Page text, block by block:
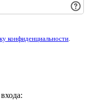
конфиденциальности